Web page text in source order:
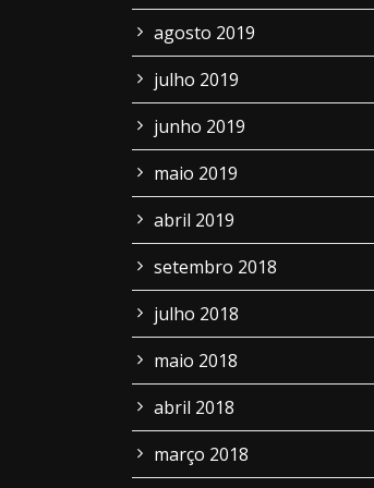
agosto 2019
julho 2019
junho 2019
maio 2019
abril 2019
setembro 2018
julho 2018
maio 2018
abril 2018
março 2018